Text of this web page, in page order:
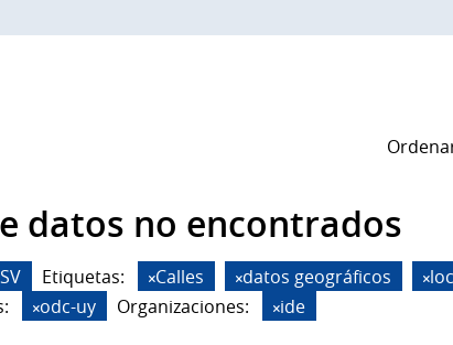
datos no encontrados
Etiquetas: Calles datos geográficos
odc-uy Organizaciones: ide